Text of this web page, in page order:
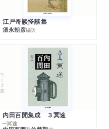
江戸奇談怪談集
須永朝彦編訳
ちくま文庫
内田百閒集成 ３冥途
─冥途